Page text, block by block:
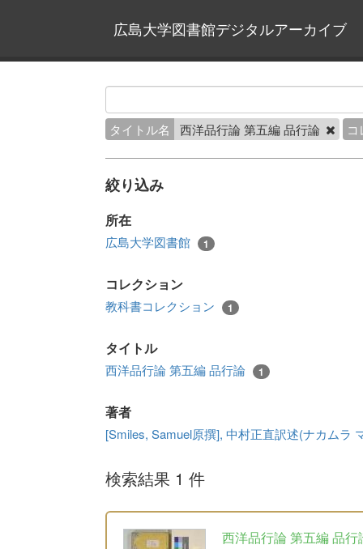
広島大学図書館デジタルアーカイブ
タイトル名 西洋品行論 第五編 品行論
絞り込み
所在
広島大学図書館 1
コレクション
教科書コレクション 1
タイトル
西洋品行論 第五編 品行論 1
著者
[Smiles, Samuel原撰], 中村正直訳述(ナカムラ
検索結果 1 件
西洋品行論 第五編 品行